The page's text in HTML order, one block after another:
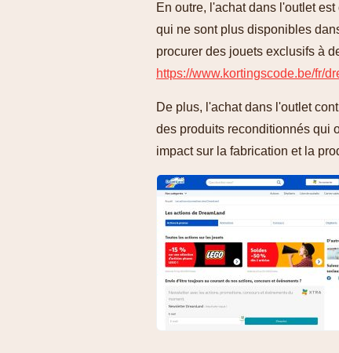
En outre, l'achat dans l'outlet
qui ne sont plus disponibles
procurer des jouets exclusifs à
https://www.kortingscode.be/fr/
De plus, l'achat dans l'outlet
des produits reconditionnés qui
impact sur la fabrication et la